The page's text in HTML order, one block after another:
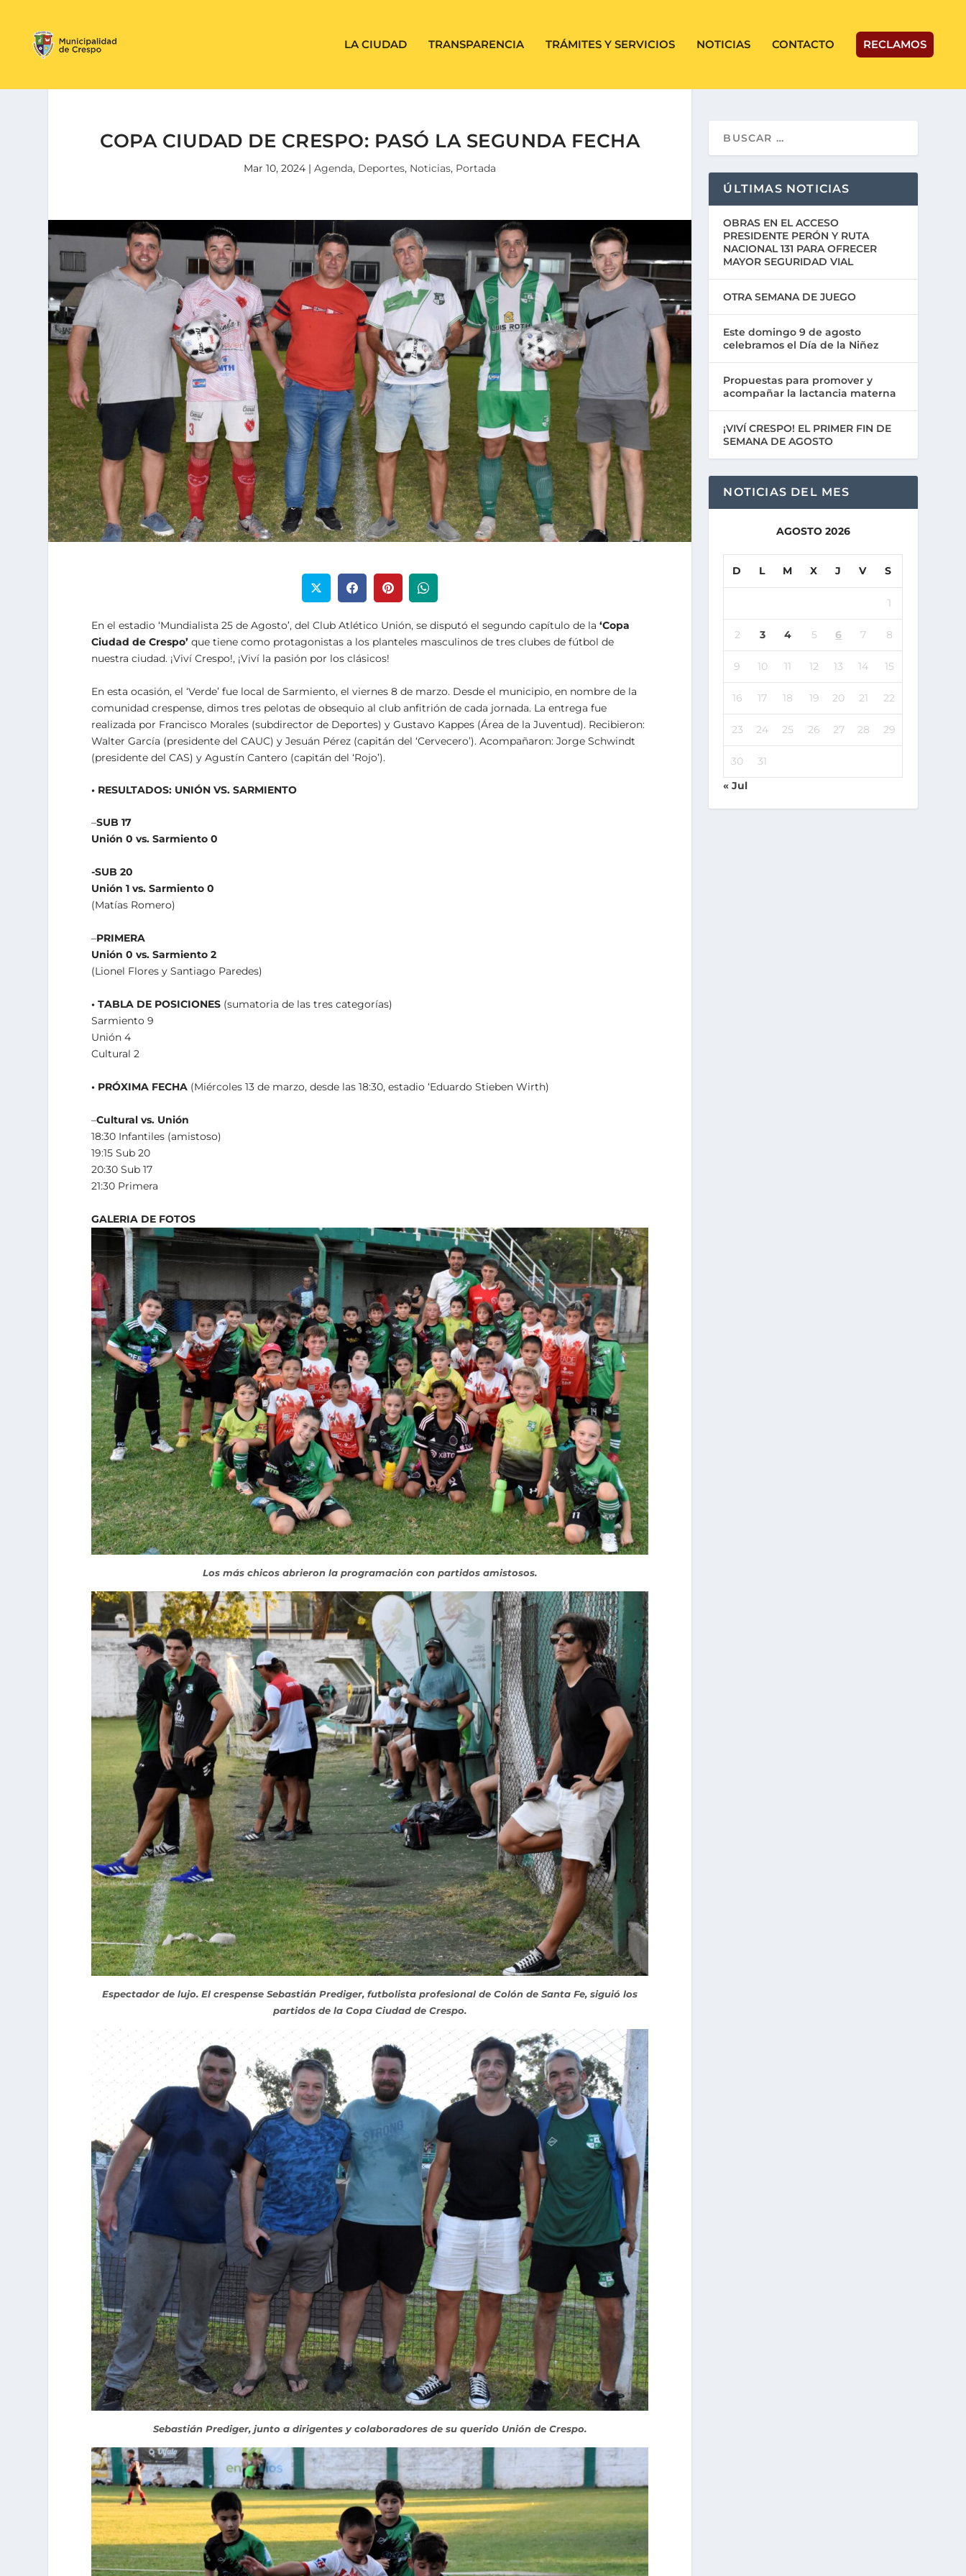
LA CIUDAD TRANSPARENCIA TRÁMITES Y SERVICIOS NOTICIAS CONTACTO RECLAMOS
COPA CIUDAD DE CRESPO: PASÓ LA SEGUNDA FECHA
Mar 10, 2024 |Agenda, Deportes, Noticias, Portada
En el estadio ‘Mundialista 25 de Agosto’, del Club Atlético Unión, se disputó el segundo capítulo de la‘Copa
Ciudad de Crespo’ que tiene como protagonistas a los planteles masculinos de tres clubes de fútbol de
nuestra ciudad. ¡Viví Crespo!, ¡Viví la pasión por los clásicos!
En esta ocasión, el ‘Verde’ fue local de Sarmiento, el viernes 8 de marzo. Desde el municipio, en nombre de la
comunidad crespense, dimos tres pelotas de obsequio al club anfitrión de cada jornada. La entrega fue
realizada por Francisco Morales (subdirector de Deportes) y Gustavo Kappes (Área de la Juventud). Recibieron:
Walter García (presidente del CAUC) y Jesuán Pérez (capitán del ‘Cervecero’). Acompañaron: Jorge Schwindt
(presidente del CAS) y Agustín Cantero (capitán del ‘Rojo’).
• RESULTADOS: UNIÓN VS. SARMIENTO
–SUB 17
Unión 0 vs. Sarmiento 0
-SUB 20
Unión 1 vs. Sarmiento 0
(Matías Romero)
–PRIMERA
Unión 0 vs. Sarmiento 2
(Lionel Flores y Santiago Paredes)
• TABLA DE POSICIONES (sumatoria de las tres categorías)
Sarmiento 9
Unión 4
Cultural 2
• PRÓXIMA FECHA (Miércoles 13 de marzo, desde las 18:30, estadio ‘Eduardo Stieben Wirth)
–Cultural vs. Unión
18:30 Infantiles (amistoso)
19:15 Sub 20
20:30 Sub 17
21:30 Primera
GALERIA DE FOTOS
Los más chicos abrieron la programación con partidos amistosos.
Espectador de lujo. El crespense Sebastián Prediger, futbolista profesional de Colón de Santa Fe, siguió los
partidos de la Copa Ciudad de Crespo.
Sebastián Prediger, junto a dirigentes y colaboradores de su querido Unión de Crespo.
ÚLTIMAS NOTICIAS
OBRAS EN EL ACCESO
PRESIDENTE PERÓN Y RUTA
NACIONAL 131 PARA OFRECER
MAYOR SEGURIDAD VIAL
OTRA SEMANA DE JUEGO
Este domingo 9 de agosto
celebramos el Día de la Niñez
Propuestas para promover y
acompañar la lactancia materna
¡VIVÍ CRESPO! EL PRIMER FIN DE
SEMANA DE AGOSTO
NOTICIAS DEL MES
AGOSTO 2026
D L M X J V S
1
2 3 4 5 6 7 8
9 10 11 12 13 14 15
16 17 18 19 20 21 22
23 24 25 26 27 28 29
30
31
« Jul